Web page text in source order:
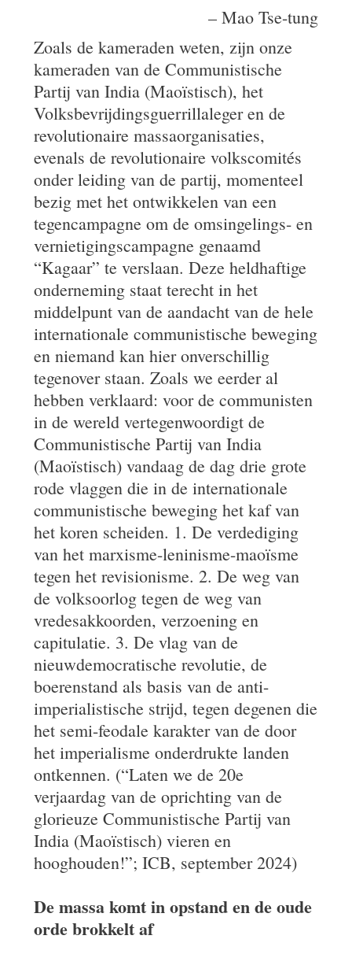
– Mao Tse-tung
Zoals de kameraden weten, zijn onze
kameraden van de Communistische
Partij van India (Maoïstisch), het
Volksbevrijdingsguerrillaleger en de
revolutionaire massaorganisaties,
evenals de revolutionaire volkscomités
onder leiding van de partij, momenteel
bezig met het ontwikkelen van een
tegencampagne om de omsingelings- en
vernietigingscampagne genaamd
“Kagaar” te verslaan. Deze heldhaftige
onderneming staat terecht in het
middelpunt van de aandacht van de hele
internationale communistische beweging
en niemand kan hier onverschillig
tegenover staan. Zoals we eerder al
hebben verklaard: voor de communisten
in de wereld vertegenwoordigt de
Communistische Partij van India
(Maoïstisch) vandaag de dag drie grote
rode vlaggen die in de internationale
communistische beweging het kaf van
het koren scheiden. 1. De verdediging
van het marxisme-leninisme-maoïsme
tegen het revisionisme. 2. De weg van
de volksoorlog tegen de weg van
vredesakkoorden, verzoening en
capitulatie. 3. De vlag van de
nieuwdemocratische revolutie, de
boerenstand als basis van de anti-
imperialistische strijd, tegen degenen die
het semi-feodale karakter van de door
het imperialisme onderdrukte landen
ontkennen. (“Laten we de 20e
verjaardag van de oprichting van de
glorieuze Communistische Partij van
India (Maoïstisch) vieren en
hooghouden!”; ICB, september 2024)
De massa komt in opstand en de oude
orde brokkelt af